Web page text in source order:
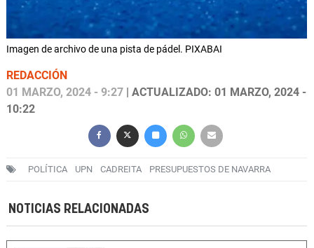
Imagen de archivo de una pista de pádel. PIXABAI
REDACCIÓN
01 MARZO, 2024 - 9:27 | ACTUALIZADO: 01 MARZO, 2024 -
10:22
POLÍTICA UPN CADREITA PRESUPUESTOS DE NAVARRA
NOTICIAS RELACIONADAS